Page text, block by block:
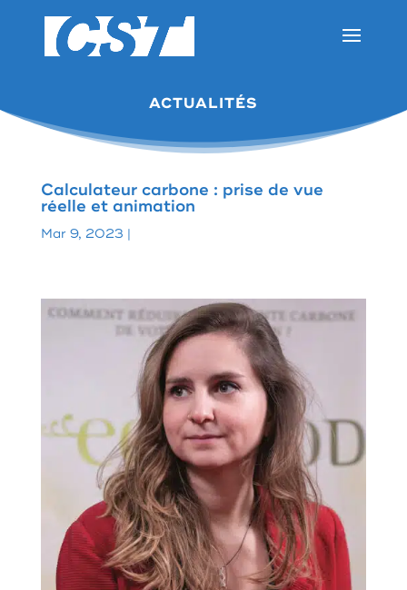
ACTUALITÉS
Calculateur carbone : prise de vue
réelle et animation
Mar 9, 2023 |